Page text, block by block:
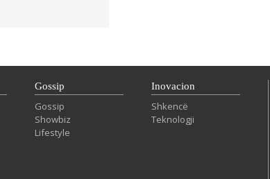
Gossip
Gossip
Showbiz
Lifestyle
Inovacion
Shkencë
Teknologji